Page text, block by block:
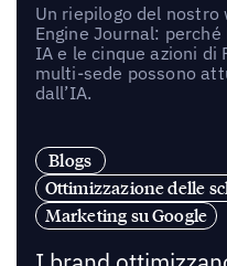
Un riepilogo del nostro
Engine Journal:
IA e le cinque azioni di
multi-sede possono
dall’IA.
Blogs
Ottimizzazione delle
Marketing su Google